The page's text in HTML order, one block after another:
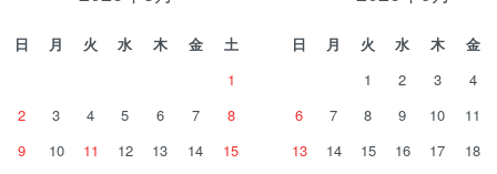
日 月 火 水 木 金
土
1
2
3 4 5 6 7
8
9
10 11 12 13 14
15
日 月 火 水 木 金
1
2 3 4
6
7 8 9 10 11
13
14 15 16 17 18